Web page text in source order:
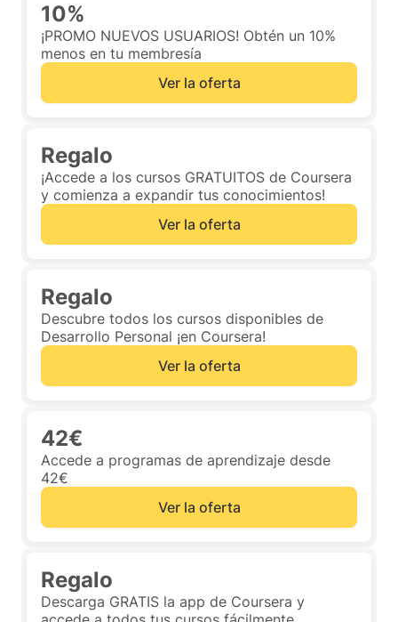
10%
¡PROMO NUEVOS USUARIOS! Obtén un 10%
menos en tu membresía
Ver la oferta
Regalo
¡Accede a los cursos GRATUITOS de Coursera
y comienza a expandir tus conocimientos!
Ver la oferta
Regalo
Descubre todos los cursos disponibles de
Desarrollo Personal ¡en Coursera!
Ver la oferta
42€
Accede a programas de aprendizaje desde
42€
Ver la oferta
Regalo
Descarga GRATIS la app de Coursera y